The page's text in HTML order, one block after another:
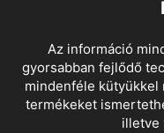
Az információ
gyorsabban fejlődő
mindenféle kütyükkel
termékeket
illetve